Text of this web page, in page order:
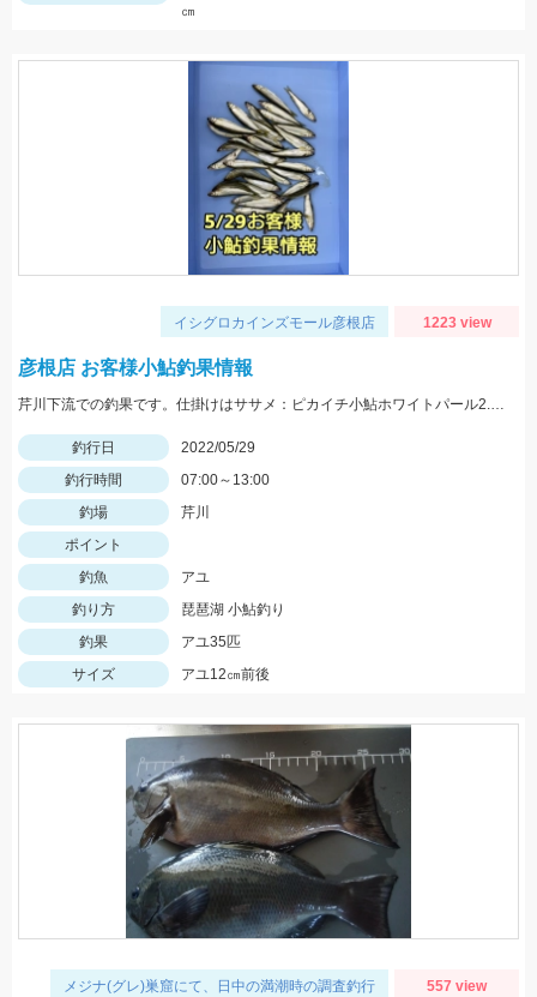
㎝
イシグロカインズモール彦根店 1223 view
彦根店 お客様小鮎釣果情報
芹川下流での釣果です。仕掛けはササメ：ピカイチ小鮎ホワイトパール2.5号がオススメです！
釣行日
2022/05/29
釣行時間
07:00～13:00
釣場
芹川
ポイント
釣魚
アユ
釣り方
琵琶湖 小鮎釣り
釣果
アユ35匹
サイズ
アユ12㎝前後
メジナ(グレ)巣窟にて、日中の満潮時の調査釣行 557 view